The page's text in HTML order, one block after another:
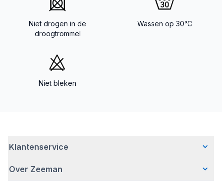
Niet drogen in de
droogtrommel
Wassen op 30°C
Niet bleken
Klantenservice
Veelgestelde vragen
Over Zeeman